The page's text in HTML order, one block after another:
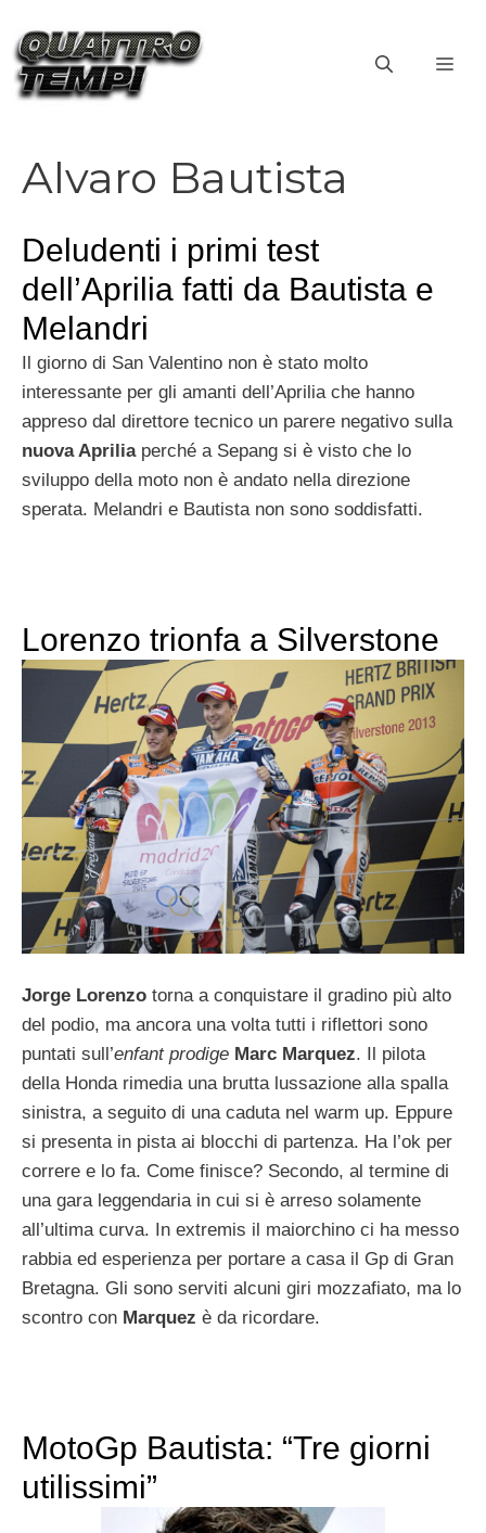
contenuto
Alvaro Bautista
Deludenti i primi test
dell’Aprilia fatti da Bautista e
Melandri
Il giorno di San Valentino non è stato molto
interessante per gli amanti dell’Aprilia che hanno
appreso dal direttore tecnico un parere negativo sulla
nuova Apriliaperché a Sepang si è visto che lo
sviluppo della moto non è andato nella direzione
sperata. Melandri e Bautista non sono soddisfatti.
Lorenzo trionfa a Silverstone
Jorge Lorenzo torna a conquistare il gradino più alto
del podio, ma ancora una volta tutti i riflettori sono
puntati sull’enfant prodige Marc Marquez. Il pilota
della Honda rimedia una brutta lussazione alla spalla
sinistra, a seguito di una caduta nel warm up. Eppure
si presenta in pista ai blocchi di partenza. Ha l’ok per
correre e lo fa. Come finisce? Secondo, al termine di
una gara leggendaria in cui si è arreso solamente
all’ultima curva. In extremis il maiorchino ci ha messo
rabbia ed esperienza per portare a casa il Gp di Gran
Bretagna. Gli sono serviti alcuni giri mozzafiato, ma lo
scontro con Marquez è da ricordare.
MotoGp Bautista: “Tre giorni
utilissimi”